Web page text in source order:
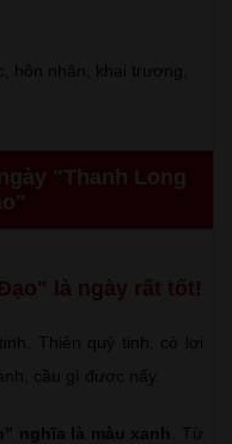
hôn nhân, khai trương,
"Thanh Long
là ngày rất tốt!
Thiên quý tinh, có lợi
cầu gì được nấy.
nghĩa là màu xanh
. Từ